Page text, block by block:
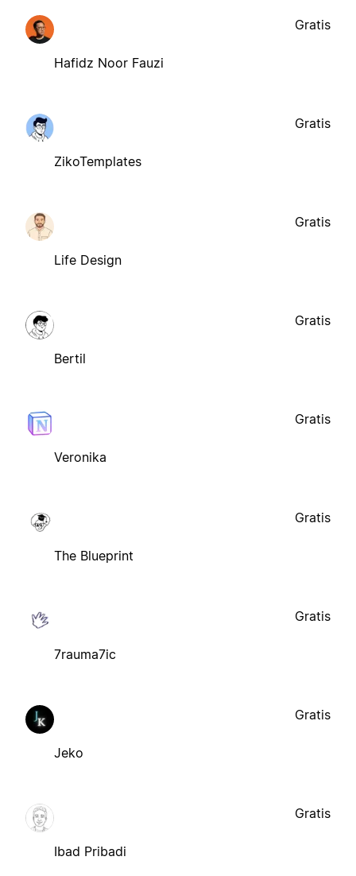
Hafidz Noor Fauzi
Gratis
ZikoTemplates
Gratis
Life Design
Gratis
Bertil
Gratis
Veronika
Gratis
The Blueprint
Gratis
7rauma7ic
Gratis
Jeko
Gratis
Ibad Pribadi
Gratis